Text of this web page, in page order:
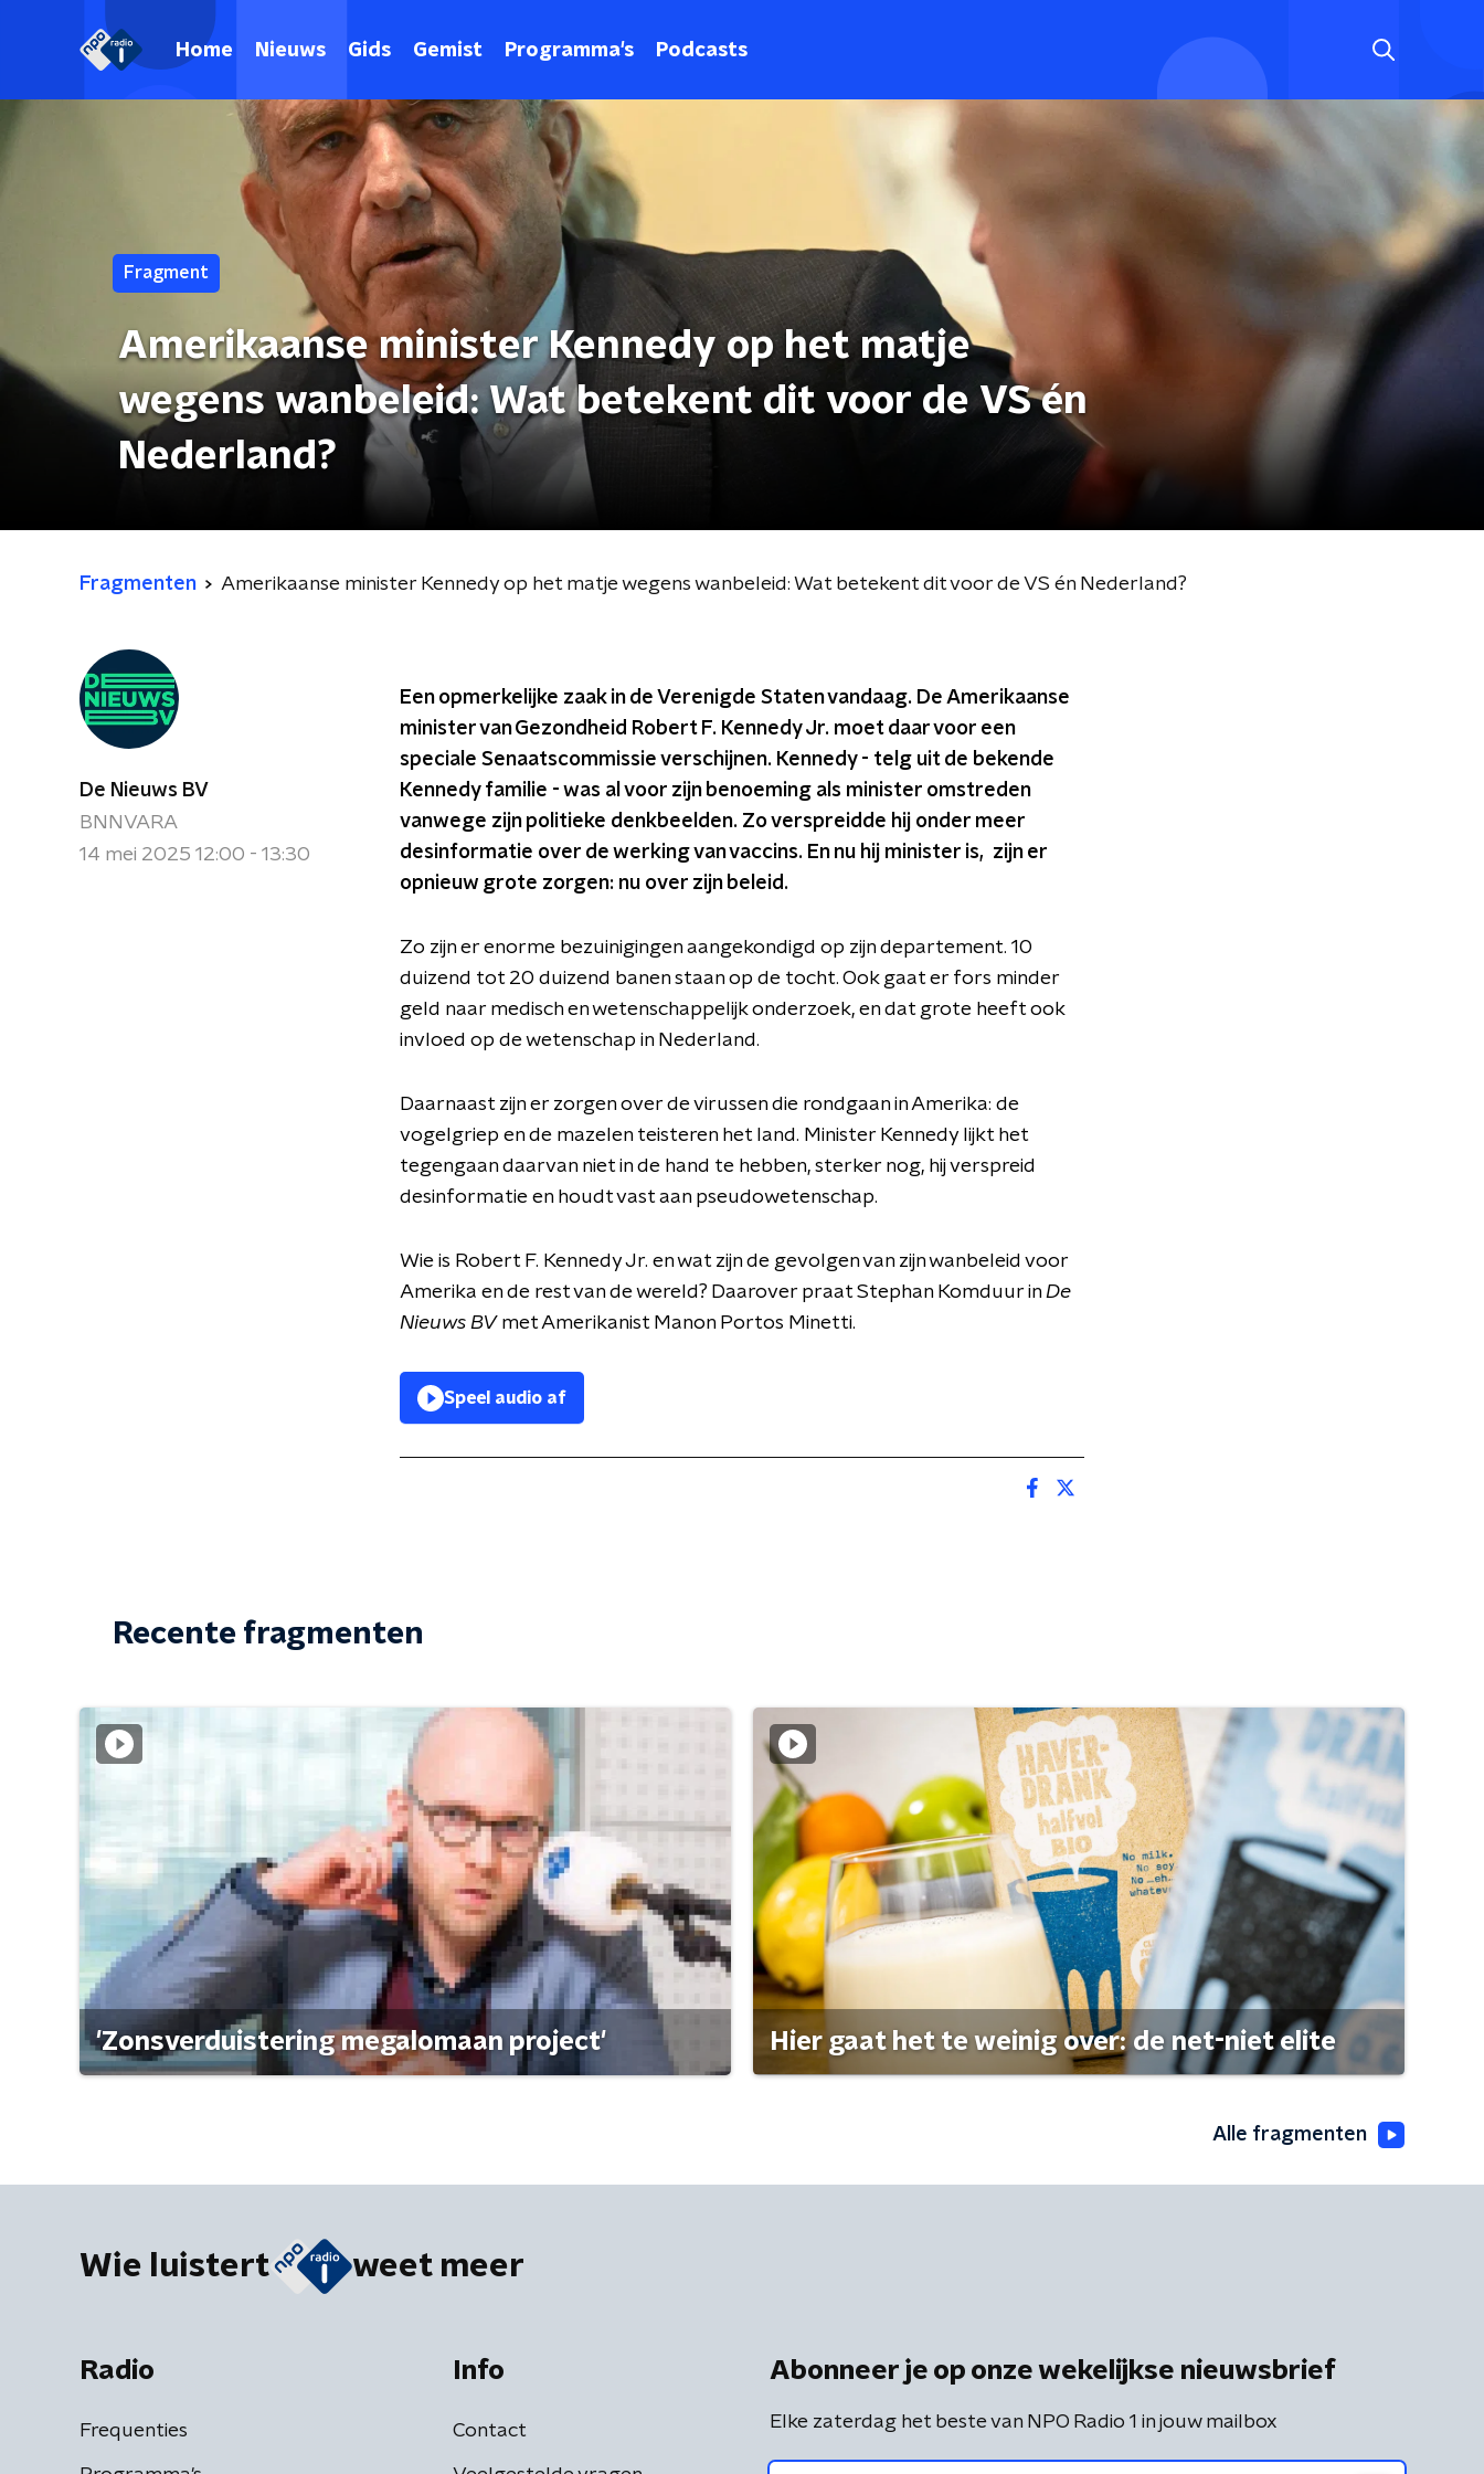
Home Nieuws Gids Gemist Programma's Podcasts
Fragment
Amerikaanse minister Kennedy op het matje
wegens wanbeleid: Wat betekent dit voor de VS én
Nederland?
Fragmenten Amerikaanse minister Kennedy op het matje wegens wanbeleid: Wat betekent dit voor de VS én Nederland?
De Nieuws BV
BNNVARA
14 mei 2025 12:00 - 13:30
Een opmerkelijke zaak in de Verenigde Staten vandaag. De Amerikaanse
minister van Gezondheid Robert F. Kennedy Jr. moet daar voor een
speciale Senaatscommissie verschijnen. Kennedy - telg uit de bekende
Kennedy familie - was al voor zijn benoeming als minister omstreden
vanwege zijn politieke denkbeelden. Zo verspreidde hij onder meer
desinformatie over de werking van vaccins. En nu hij minister is, zijn er
opnieuw grote zorgen: nu over zijn beleid.
Zo zijn er enorme bezuinigingen aangekondigd op zijn departement. 10
duizend tot 20 duizend banen staan op de tocht. Ook gaat er fors minder
geld naar medisch en wetenschappelijk onderzoek, en dat grote heeft ook
invloed op de wetenschap in Nederland.
Daarnaast zijn er zorgen over de virussen die rondgaan in Amerika: de
vogelgriep en de mazelen teisteren het land. Minister Kennedy lijkt het
tegengaan daarvan niet in de hand te hebben, sterker nog, hij verspreid
desinformatie en houdt vast aan pseudowetenschap.
Wie is Robert F. Kennedy Jr. en wat zijn de gevolgen van zijn wanbeleid voor
Amerika en de rest van de wereld? Daarover praat Stephan Komduur inDe
Nieuws BVmet Amerikanist Manon Portos Minetti.
Speel audio af
Recente fragmenten
'Zonsverduistering megalomaan project' Hier gaat het te weinig over: de net-niet elite
Alle fragmenten
Wie luistert weet meer
Radio
Frequenties
Info
Contact
Abonneer je op onze wekelijkse nieuwsbrief
Elke zaterdag het beste van NPO Radio 1 in jouw mailbox